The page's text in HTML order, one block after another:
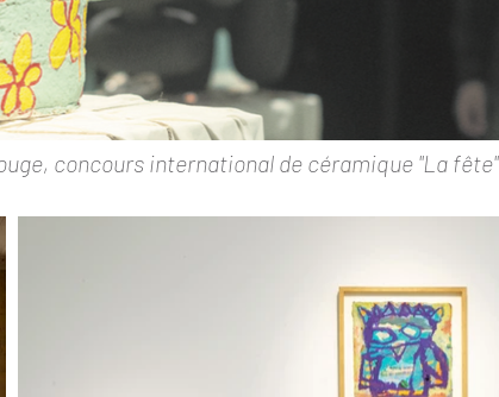
concours international de céramique "La fête"